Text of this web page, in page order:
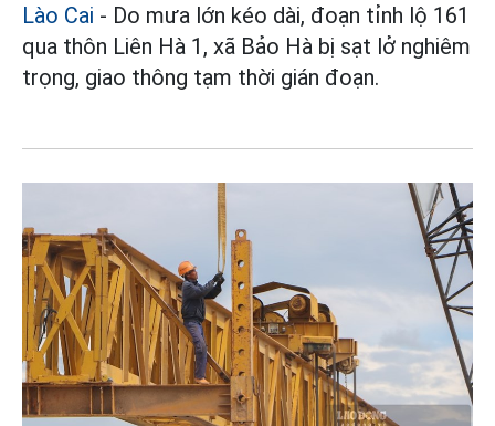
Lào Cai - Do mưa lớn kéo dài, đoạn tỉnh lộ 161
qua thôn Liên Hà 1, xã Bảo Hà bị sạt lở nghiêm
trọng, giao thông tạm thời gián đoạn.